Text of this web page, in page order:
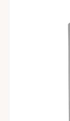
Печі та
Холодильне
Овочерізки
Хімія для
Хімія для